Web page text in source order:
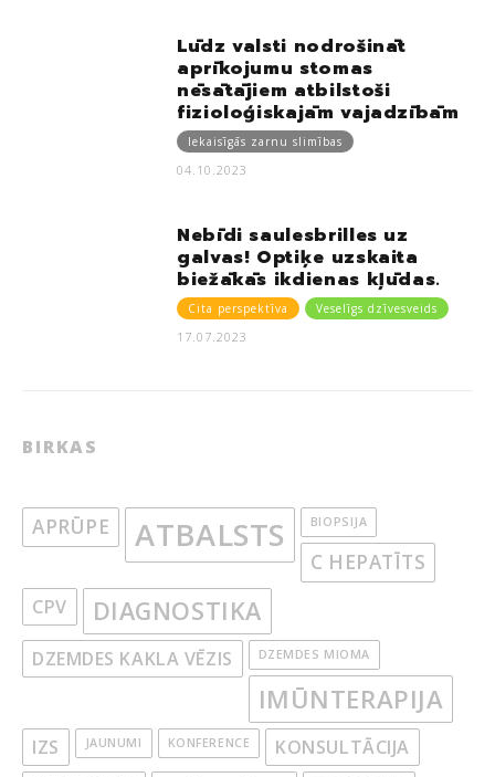
Lūdz valsti nodrošināt
aprīkojumu stomas
nēsātājiem atbilstoši
fizioloģiskajām vajadzībām
Iekaisīgās zarnu slimības
04.10.2023
Nebīdi saulesbrilles uz
galvas! Optiķe uzskaita
biežākās ikdienas kļūdas.
Cita perspektīva Veselīgs dzīvesveids
17.07.2023
BIRKAS
APRŪPE ATBALSTS BIOPSIJA
C HEPATĪTS
CPV DIAGNOSTIKA
DZEMDES KAKLA VĒZIS DZEMDES MIOMA
IMŪNTERAPIJA
IZS JAUNUMI KONFERENCE KONSULTĀCIJA